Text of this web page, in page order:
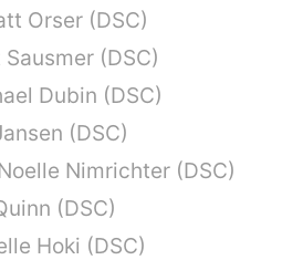
Orser (DSC)
(DSC)
Dubin (DSC)
(DSC)
Nimrichter (DSC)
(DSC)
Hoki (DSC)